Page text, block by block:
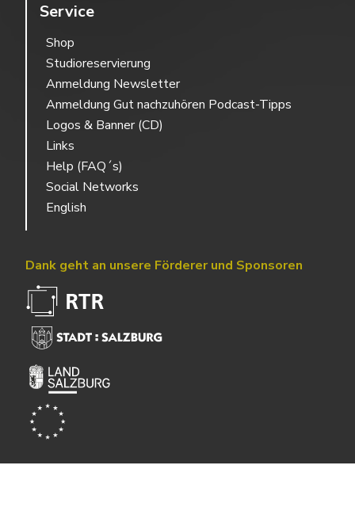
Service
Shop
Studioreservierung
Anmeldung Newsletter
Anmeldung Gut nachzuhören Podcast-Tipps
Logos & Banner (CD)
Links
Help (FAQ´s)
Social Networks
English
Dank geht an unsere Förderer und Sponsoren